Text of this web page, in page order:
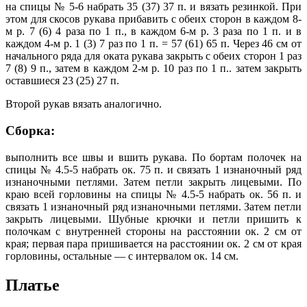
на спицы № 5-6 набрать 35 (37) 37 п. и вязать резинкой. При
этом для скосов рукава прибавить с обеих сторон в каждом 8-
м р. 7 (6) 4 раза по 1 п., в каждом 6-м р. 3 раза по 1 п. и в
каждом 4-м р. 1 (3) 7 раз по 1 п. = 57 (61) 65 п. Через 46 см от
начального ряда для оката рукава закрыть с обеих сторон 1 раз
7 (8) 9 п., затем в каждом 2-м р. 10 раз по 1 п.. затем закрыть
оставшиеся 23 (25) 27 п.
Второй рукав вязать аналогично.
Сборка:
выполнить все швы и вшить рукава. По бортам полочек на
спицы № 4.5-5 набрать ок. 75 п. и связать 1 изнаночный ряд
изнаночными петлями. Затем петли закрыть лицевыми. По
краю всей горловины на спицы № 4.5-5 набрать ок. 56 п. и
связать 1 изнаночный ряд изнаночными петлями. Затем петли
закрыть лицевыми. Шубные крючки и петли пришить к
полочкам с внутренней стороны на расстоянии ок. 2 см от
края; первая пара пришивается на расстоянии ок. 2 см от края
горловины, остальные — с интервалом ок. 14 см.
Платье